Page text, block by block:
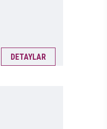
DETAYLAR